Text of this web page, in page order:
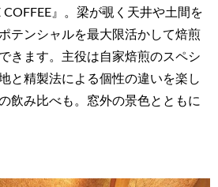
』。梁が覗く天井や土間を
テンシャルを最大限活かして焙煎
きます。主役は自家焙煎のスペシ
と精製法による個性の違いを楽し
飲み比べも。窓外の景色とともに